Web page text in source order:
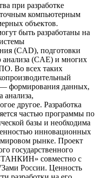
при разработке
компьютерным
объектов.
быть разработаны на
(CAD), подготовки
(CAE) и многих
Во всех таких
формирования данных,
анализа,
другое. Разработка
частью программы по
базы и необходима
инновационных
рынке. Проект
государственного
совместно с
России. Ценность